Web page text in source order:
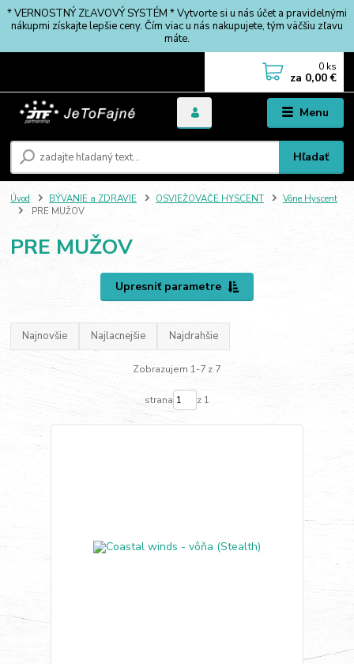
* VERNOSTNÝ ZĽAVOVÝ SYSTÉM * Vytvorte si u nás účet a pravidelnými
nákupmi získajte lepšie ceny. Čím viac u nás nakupujete, tým väčšiu zľavu
máte.
Menu
Hľadať
0 ks
za 0,00 €
Úvod BÝVANIE a ZDRAVIE OSVIEŽOVAČE HYSCENT
Vône Hyscent
PRE MUŽOV
PRE MUŽOV
Upresniť parametre
Najnovšie Najlacnejšie Najdrahšie
Zobrazujem 1-7 z 7
strana z 1